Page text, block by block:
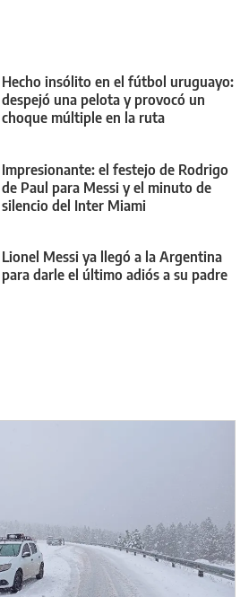
Hecho insólito en el fútbol uruguayo:
despejó una pelota y provocó un
choque múltiple en la ruta
Impresionante: el festejo de Rodrigo
de Paul para Messi y el minuto de
silencio del Inter Miami
Lionel Messi ya llegó a la Argentina
para darle el último adiós a su padre